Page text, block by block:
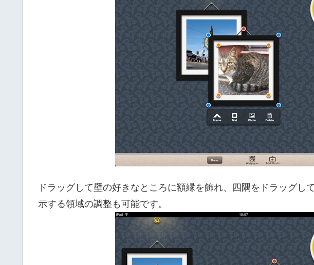
ドラッグして壁の好きなところに額縁を飾れ、四隅をドラッグし
示する領域の調整も可能です。